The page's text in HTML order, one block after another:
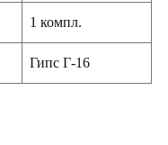
1 компл.
Гипс Г-16